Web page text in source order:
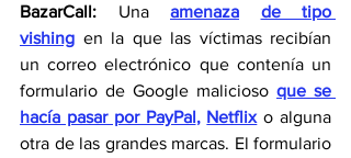
BazarCall: Una amenaza
de tipo
vishing en la que las víctimas recibían
un correo electrónico que contenía un
formulario de Google malicioso que se
hacía pasar por PayPal, Netflix o alguna
otra de las grandes marcas. El formulario